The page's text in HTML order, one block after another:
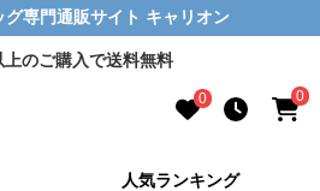
グ専門通販サイト キャリオン
のご購入で送料無料
0 0
人気ランキング